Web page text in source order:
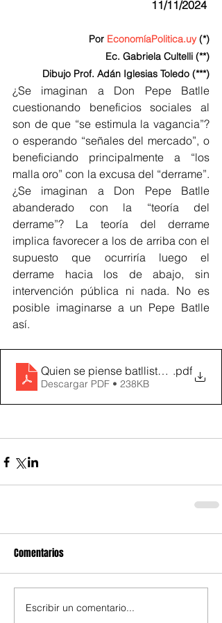
11/11/2024
Por EconomíaPolitica.uy (*)
Ec. Gabriela Cultelli (**)
Dibujo Prof. Adán Iglesias Toledo (***)
¿Se imaginan a Don Pepe Batlle
cuestionando beneficios sociales al
son de que “se estimula la vagancia”?
o esperando “señales del mercado”, o
beneficiando principalmente a “los
malla oro” con la excusa del “derrame”.
¿Se imaginan a Don Pepe Batlle
abanderado con la “teoría del
derrame”? La teoría del derrame
implica favorecer a los de arriba con el
supuesto que ocurriría luego el
derrame hacia los de abajo, sin
intervención pública ni nada. No es
posible imaginarse a un Pepe Batlle
así.
Quien se piense batllista hoy
.pdf
Descargar PDF • 238KB
Comentarios
Escribir un comentario...